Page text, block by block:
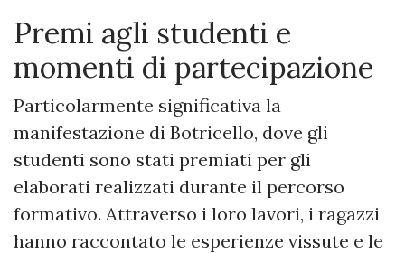
Premi agli studenti e
momenti di partecipazione
Particolarmente significativa la
manifestazione di Botricello, dove gli
studenti sono stati premiati per gli
elaborati realizzati durante il percorso
formativo. Attraverso i loro lavori, i ragazzi
hanno raccontato le esperienze vissute e le